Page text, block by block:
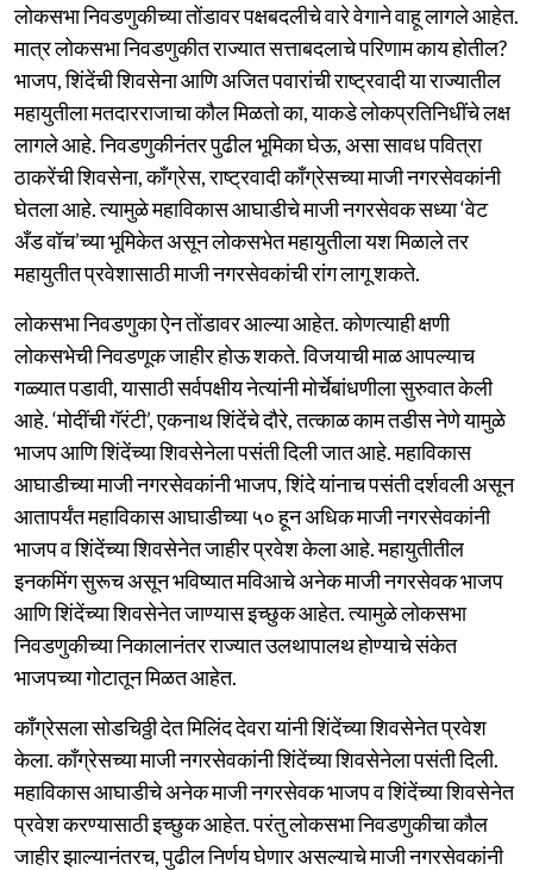
लोकसभा निवडणुकीच्या तोंडावर पक्षबदलीचे वारे वेगाने वाहू लागले आहेत.
मात्र लोकसभा निवडणुकीत राज्यात सत्ताबदलाचे परिणाम काय होतील?
भाजप, शिंदेंची शिवसेना आणि अजित पवारांची राष्ट्रवादी या राज्यातील
महायुतीला मतदारराजाचा कौल मिळतो का, याकडे लोकप्रतिनिधींचे लक्ष
लागले आहे. निवडणुकीनंतर पुढील भूमिका घेऊ, असा सावध पवित्रा
ठाकरेंची शिवसेना, काँग्रेस, राष्ट्रवादी काँग्रेसच्या माजी नगरसेवकांनी
घेतला आहे. त्यामुळे महाविकास आघाडीचे माजी नगरसेवक सध्या ‘वेट
अँड वॉच’च्या भूमिकेत असून लोकसभेत महायुतीला यश मिळाले तर
महायुतीत प्रवेशासाठी माजी नगरसेवकांची रांग लागू शकते.
लोकसभा निवडणुका ऐन तोंडावर आल्या आहेत. कोणत्याही क्षणी
लोकसभेची निवडणूक जाहीर होऊ शकते. विजयाची माळ आपल्याच
गळ्यात पडावी, यासाठी सर्वपक्षीय नेत्यांनी मोर्चेबांधणीला सुरुवात केली
आहे. ‘मोदींची गॅरंटी’, एकनाथ शिंदेंचे दौरे, तत्काळ काम तडीस नेणे यामुळे
भाजप आणि शिंदेंच्या शिवसेनेला पसंती दिली जात आहे. महाविकास
आघाडीच्या माजी नगरसेवकांनी भाजप, शिंदे यांनाच पसंती दर्शवली असून
आतापर्यंत महाविकास आघाडीच्या ५० हून अधिक माजी नगरसेवकांनी
भाजप व शिंदेंच्या शिवसेनेत जाहीर प्रवेश केला आहे. महायुतीतील
इनकमिंग सुरूच असून भविष्यात मविआचे अनेक माजी नगरसेवक भाजप
आणि शिंदेंच्या शिवसेनेत जाण्यास इच्छुक आहेत. त्यामुळे लोकसभा
निवडणुकीच्या निकालानंतर राज्यात उलथापालथ होण्याचे संकेत
भाजपच्या गोटातून मिळत आहेत.
काँग्रेसला सोडचिठ्ठी देत मिलिंद देवरा यांनी शिंदेंच्या शिवसेनेत प्रवेश
केला. काँग्रेसच्या माजी नगरसेवकांनी शिंदेंच्या शिवसेनेला पसंती दिली.
महाविकास आघाडीचे अनेक माजी नगरसेवक भाजप व शिंदेंच्या शिवसेनेत
प्रवेश करण्यासाठी इच्छुक आहेत. परंतु लोकसभा निवडणुकीचा कौल
जाहीर झाल्यानंतरच, पुढील निर्णय घेणार असल्याचे माजी नगरसेवकांनी